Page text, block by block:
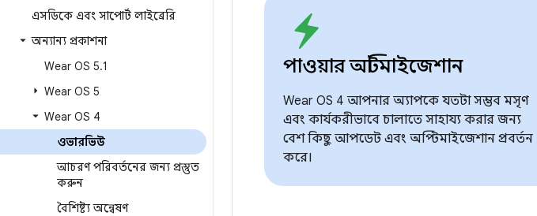
এসডিকে এবং সাপোর্ট লাইব্রেরি
অন্যান্য প্রকাশনা
Wear OS 5.1
Wear OS 5
Wear OS 4
ওভারভিউ
আচরণ পরিবর্তনের জন্য প্রস্তুত
করুন
বৈশিষ্ট্য অন্বেষণ
পাওয়ার অপ্টিমাইজেশান
Wear OS 4 আপনার অ্যাপকে যতটা সম্ভব মসৃণ
এবং কার্যকরীভাবে চালাতে সাহায্য করার জন্য
বেশ কিছু আপডেট এবং অপ্টিমাইজেশান প্রবর্তন
করে।